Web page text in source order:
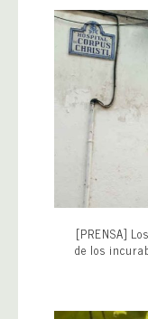
[PRENSA]
de los